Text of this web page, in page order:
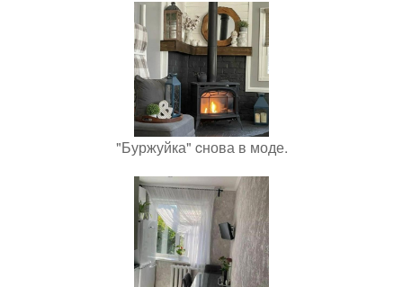
"Буржуйка" cнова в моде.